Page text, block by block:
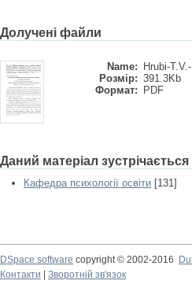
Долучені файли
Name:
Hrubi-
Розмір: 391.3Kb
Формат:
PDF
Даний матеріал
Кафедра психології освіти [131]
DSpace software copyright © 2002-2016
Контакти
Зворотній зв'язок